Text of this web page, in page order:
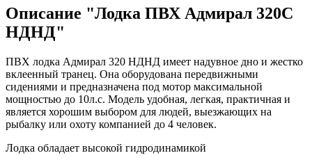
Описание "Лодка ПВХ Адмирал 320C
НДНД"
ПВХ лодка Адмирал 320 НДНД имеет надувное дно и жестко
вклеенный транец. Она оборудована передвижными
сидениями и предназначена под мотор максимальной
мощностью до 10л.с. Модель удобная, легкая, практичная и
является хорошим выбором для людей, выезжающих на
рыбалку или охоту компанией до 4 человек.
Лодка обладает высокой гидродинамикой